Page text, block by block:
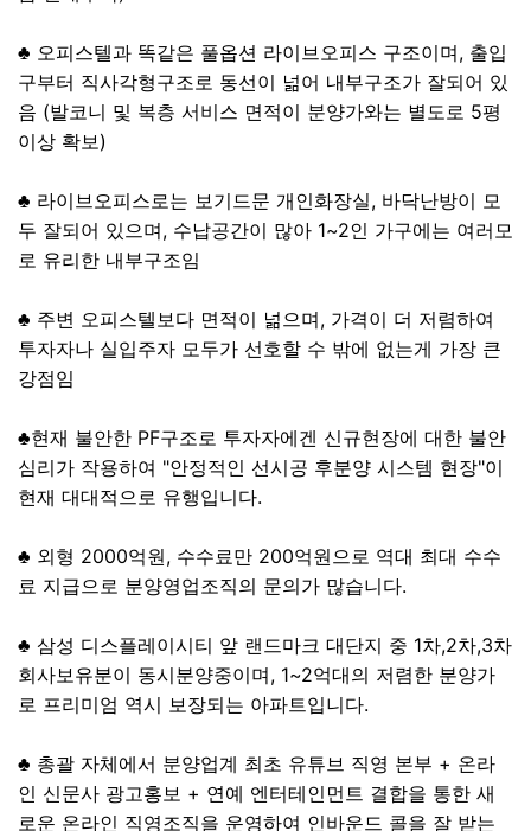
♣ 오피스텔과 똑같은 풀옵션 라이브오피스 구조이며, 출입
구부터 직사각형구조로 동선이 넒어 내부구조가 잘되어 있
음 (발코니 및 복층 서비스 면적이 분양가와는 별도로 5평
이상 확보)
♣ 라이브오피스로는 보기드문 개인화장실, 바닥난방이 모
두 잘되어 있으며, 수납공간이 많아 1~2인 가구에는 여러모
로 유리한 내부구조임
♣ 주변 오피스텔보다 면적이 넒으며, 가격이 더 저렴하여
투자자나 실입주자 모두가 선호할 수 밖에 없는게 가장 큰
강점임
♣현재 불안한 PF구조로 투자자에겐 신규현장에 대한 불안
심리가 작용하여 "안정적인 선시공 후분양 시스템 현장"이
현재 대대적으로 유행입니다.
♣ 외형 2000억원, 수수료만 200억원으로 역대 최대 수수
료 지급으로 분양영업조직의 문의가 많습니다.
♣ 삼성 디스플레이시티 앞 랜드마크 대단지 중 1차,2차,3차
회사보유분이 동시분양중이며, 1~2억대의 저렴한 분양가
로 프리미엄 역시 보장되는 아파트입니다.
♣ 총괄 자체에서 분양업계 최초 유튜브 직영 본부 + 온라
인 신문사 광고홍보 + 연예 엔터테인먼트 결합을 통한 새
로운 온라인 직영조직을 운영하여 인바운드 콜을 잘 받는